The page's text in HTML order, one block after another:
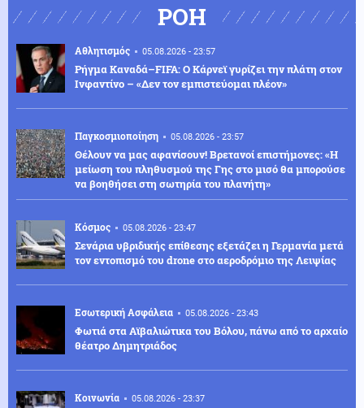
ΡΟΗ
Αθλητισμός 05.08.2026 - 23:57
Ρήγμα Καναδά–FIFA: Ο Κάρνεϊ γυρίζει την πλάτη στον
Ινφαντίνο – «Δεν τον εμπιστεύομαι πλέον»
Παγκοσμιοποίηση 05.08.2026 - 23:57
Θέλουν να μας αφανίσουν! Βρετανοί επιστήμονες: «Η
μείωση του πληθυσμού της Γης στο μισό θα μπορούσε
να βοηθήσει στη σωτηρία του πλανήτη»
Κόσμος 05.08.2026 - 23:47
Σενάρια υβριδικής επίθεσης εξετάζει η Γερμανία μετά
τον εντοπισμό του drone στο αεροδρόμιο της Λειψίας
Εσωτερική Ασφάλεια 05.08.2026 - 23:43
Φωτιά στα Αϊβαλιώτικα του Βόλου, πάνω από το αρχαίο
θέατρο Δημητριάδος
Κοινωνία 05.08.2026 - 23:37